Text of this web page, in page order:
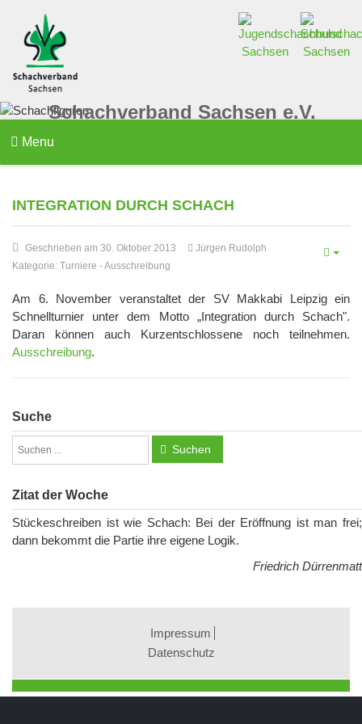
Schachverband Sachsen e.V.
Menu
INTEGRATION DURCH SCHACH
Geschrieben am 30. Oktober 2013
Jürgen Rudolph
Kategorie: Turniere -Ausschreibung
Am 6. November veranstaltet der SV Makkabi Leipzig ein
Schnellturnier unter dem Motto „Integration durch Schach".
Daran können auch Kurzentschlossene noch teilnehmen.
Ausschreibung.
Suche
Suchen
Zitat der Woche
Stückeschreiben ist wie Schach: Bei der Eröffnung ist man frei;
dann bekommt die Partie ihre eigene Logik.
Friedrich Dürrenmatt
Impressum
Datenschutz